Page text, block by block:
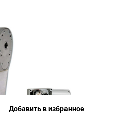
Добавить в избранное